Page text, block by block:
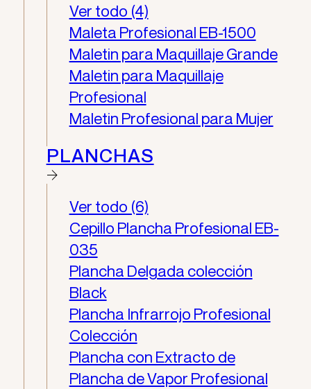
Ver todo (4)
Maleta Profesional EB-1500
Maletin para Maquillaje Grande
Maletin para Maquillaje
Profesional
Maletin Profesional para Mujer
PLANCHAS
Ver todo (6)
Cepillo Plancha Profesional EB-
035
Plancha Delgada colección
Black
Plancha Infrarrojo Profesional
Colección
Plancha con Extracto de
Plancha de Vapor Profesional